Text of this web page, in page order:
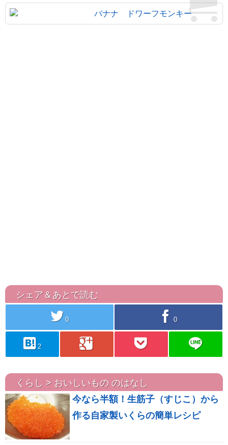
バナナ ドワーフモンキー
シェア＆あとで読む
twitter 0 facebook 0
hatebu 2 googleplus pocket line
くらし > おいしいもの のはなし
今なら半額！生筋子（すじこ）から
作る自家製いくらの簡単レシピ